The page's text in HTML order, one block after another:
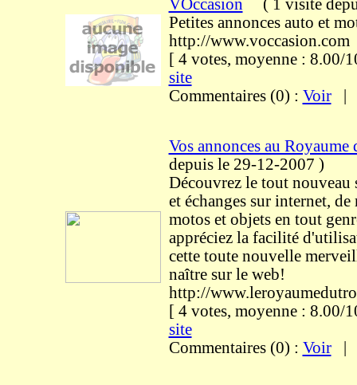
VOccasion (1 visite
Petites annonces auto et
http://www.voccasion.com
[ 4 votes, moyenne :
site
Commentaires (0) : Voir
Vos annonces au Royaume
depuis le 29-12-2007 )
Découvrez le tout nouveau
et échanges sur internet, de
motos et objets en tout
appréciez la facilité
cette toute nouvelle
naître sur le web!
http://
[ 4 votes, moyenne :
site
Commentaires (0) : Voir